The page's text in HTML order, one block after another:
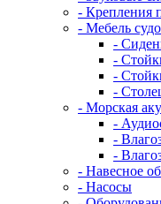
- Крепления
- Мебель
-
-
-
-
- Морская
-
-
-
- Навесное
- Насосы